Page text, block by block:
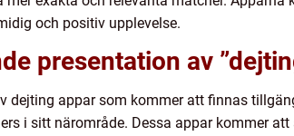
och positiv upplevelse.
presentation av
dejting appar som kommer att finnas
i sitt närområde. Dessa appar kommer